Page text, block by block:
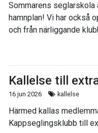
Sommarens seglarskola
hamnplan! Vi har också
och från närliggande
Kallelse till
16 jun 2026 kallelse
Härmed kallas
Kappseglingsklubb till